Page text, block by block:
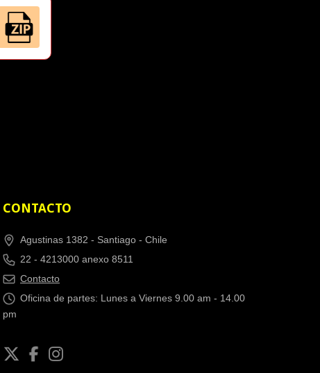
CONTACTO
Agustinas 1382 - Santiago - Chile
22 - 4213000 anexo 8511
Contacto
Oficina de partes: Lunes a Viernes 9.00 am - 14.00
pm